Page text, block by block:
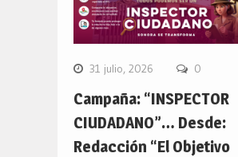
31 julio, 2026 0
Campaña: “INSPECTOR
CIUDADANO”… Desde:
Redacción “El Objetivo